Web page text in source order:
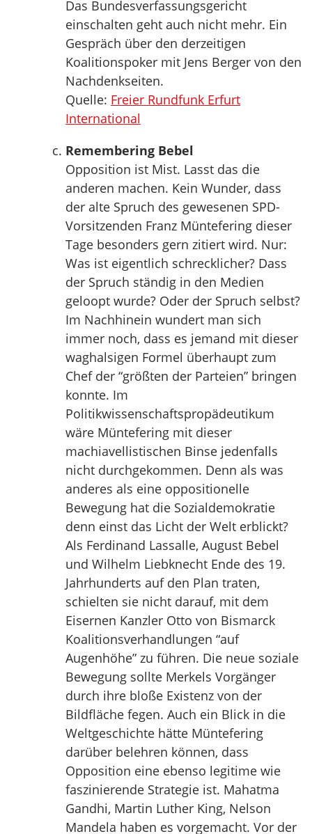
Das Bundesverfassungsgericht
einschalten geht auch nicht mehr. Ein
Gespräch über den derzeitigen
Koalitionspoker mit Jens Berger von den
Nachdenkseiten.
Quelle: Freier Rundfunk Erfurt
International
Remembering Bebel
Opposition ist Mist. Lasst das die
anderen machen. Kein Wunder, dass
der alte Spruch des gewesenen SPD-
Vorsitzenden Franz Müntefering dieser
Tage besonders gern zitiert wird. Nur:
Was ist eigentlich schrecklicher? Dass
der Spruch ständig in den Medien
geloopt wurde? Oder der Spruch selbst?
Im Nachhinein wundert man sich
immer noch, dass es jemand mit dieser
waghalsigen Formel überhaupt zum
Chef der “größten der Parteien” bringen
konnte. Im
Politikwissenschaftspropädeutikum
wäre Müntefering mit dieser
machiavellistischen Binse jedenfalls
nicht durchgekommen. Denn als was
anderes als eine oppositionelle
Bewegung hat die Sozialdemokratie
denn einst das Licht der Welt erblickt?
Als Ferdinand Lassalle, August Bebel
und Wilhelm Liebknecht Ende des 19.
Jahrhunderts auf den Plan traten,
schielten sie nicht darauf, mit dem
Eisernen Kanzler Otto von Bismarck
Koalitionsverhandlungen “auf
Augenhöhe” zu führen. Die neue soziale
Bewegung sollte Merkels Vorgänger
durch ihre bloße Existenz von der
Bildfläche fegen. Auch ein Blick in die
Weltgeschichte hätte Müntefering
darüber belehren können, dass
Opposition eine ebenso legitime wie
faszinierende Strategie ist. Mahatma
Gandhi, Martin Luther King, Nelson
Mandela haben es vorgemacht. Vor der